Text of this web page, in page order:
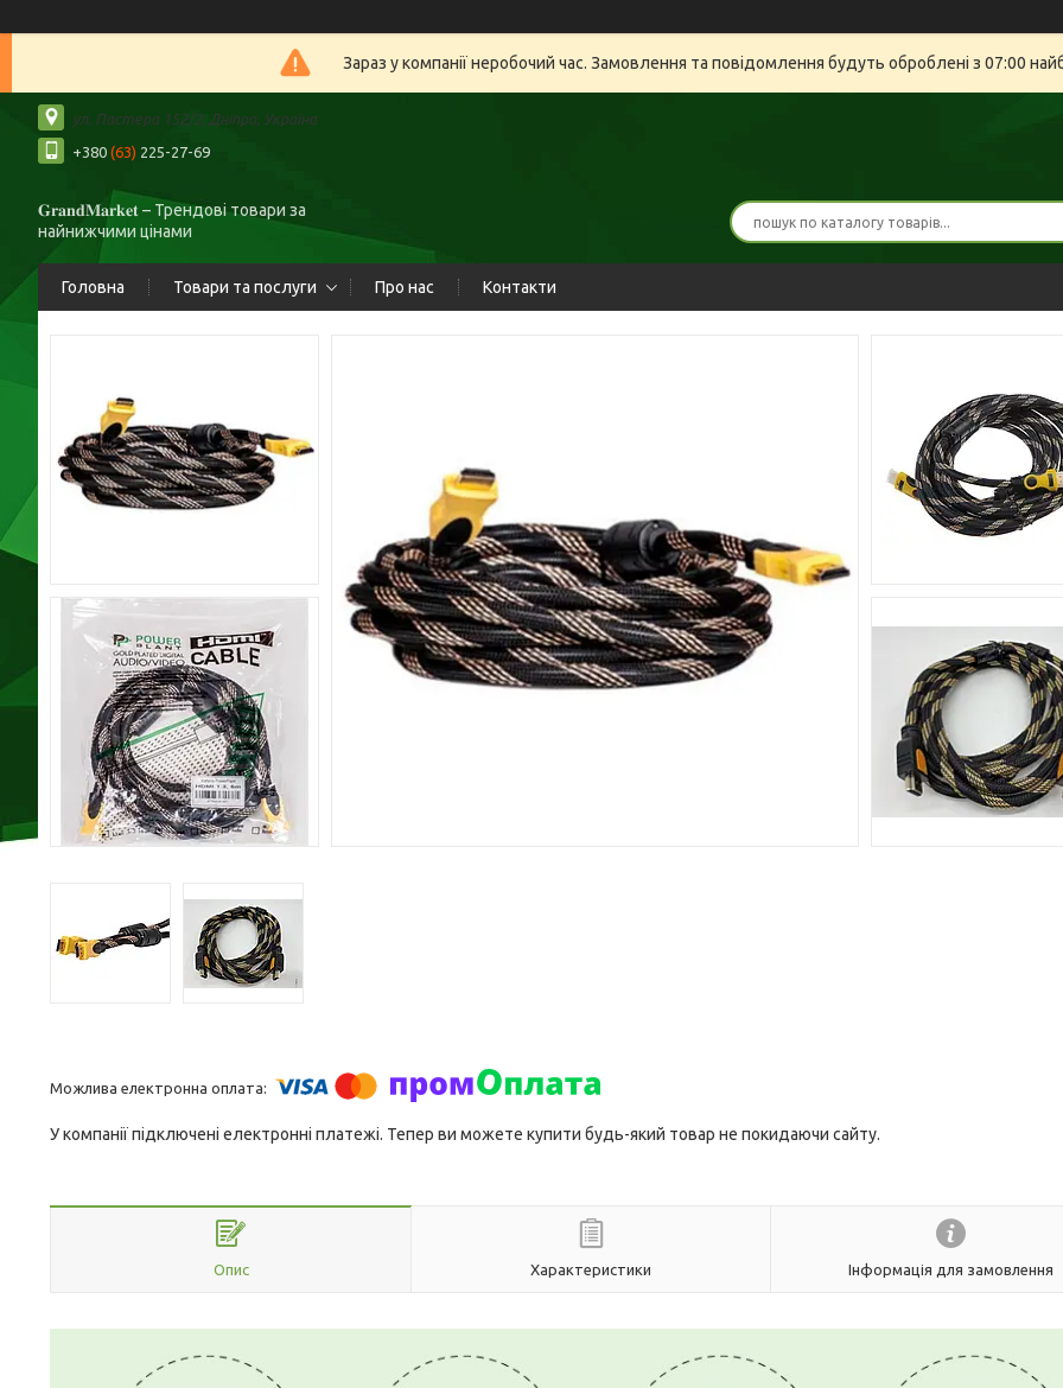
Зараз у компанії неробочий час. Замовлення та повідомлення будуть оброблені з 07:00
ул. Пастера 152/2, Дніпро, Україна
+380 (63) 225-27-69
𝐆𝐫𝐚𝐧𝐝𝐌𝐚𝐫𝐤𝐞𝐭 – Трендові товари за
найнижчими цінами
Головна Товари та послуги Про нас Контакти
У компанії підключені електронні платежі. Тепер ви можете купити будь-який товар не покидаючи сайту.
Опис Характеристики Інформація для замовлення